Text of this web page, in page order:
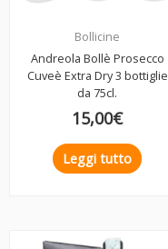
Bollicine
Andreola Bollè Prosecco
Cuveè Extra Dry 3 bottiglie
da 75cl.
15,00€
Leggi tutto